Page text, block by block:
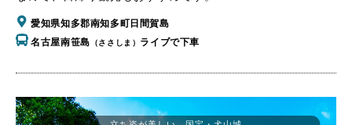
愛知県知多郡南知多町日間賀島
名古屋南笹島 （ささしま） ライブで下車